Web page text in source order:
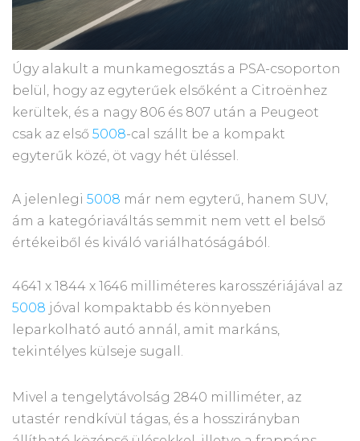
Úgy alakult a munkamegosztás a PSA-csoporton
belül, hogy az egyterűek elsőként a Citroënhez
kerültek, és a nagy 806 és 807 után a Peugeot
csak az első 5008-cal szállt be a kompakt
egyterűk közé, öt vagy hét üléssel.
A jelenlegi 5008 már nem egyterű, hanem SUV,
ám a kategóriaváltás semmit nem vett el belső
értékeiből és kiváló variálhatóságából.
4641 x 1844 x 1646 milliméteres karosszériájával az
5008 jóval kompaktabb és könnyeben
leparkolható autó annál, amit markáns,
tekintélyes külseje sugall.
Mivel a tengelytávolság 2840 milliméter, az
utastér rendkívül tágas, és a hosszirányban